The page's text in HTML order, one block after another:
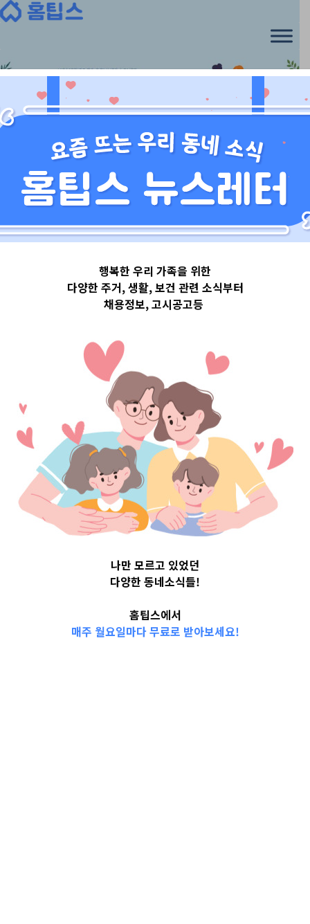
Skip
서울특별시
서울특별시금천
구 Top 3 및 주간
소식 –
20230830
2023-08-30
readybaby-admin
행복한 우리 가족을 위한
다양한 주거, 생활, 보건 관련 소식부터
채용정보, 고시공고등
나만 모르고 있었던
다양한 동네소식들!
홈팁스에서
매주 월요일마다 무료로 받아보세요!